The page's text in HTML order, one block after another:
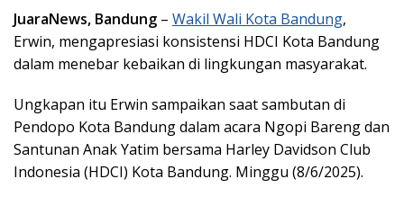
JuaraNews, Bandung – Wakil Wali Kota Bandung,
Erwin, mengapresiasi konsistensi HDCI Kota Bandung
dalam menebar kebaikan di lingkungan masyarakat.
Ungkapan itu Erwin sampaikan saat sambutan di
Pendopo Kota Bandung dalam acara Ngopi Bareng dan
Santunan Anak Yatim bersama Harley Davidson Club
Indonesia (HDCI) Kota Bandung. Minggu (8/6/2025).